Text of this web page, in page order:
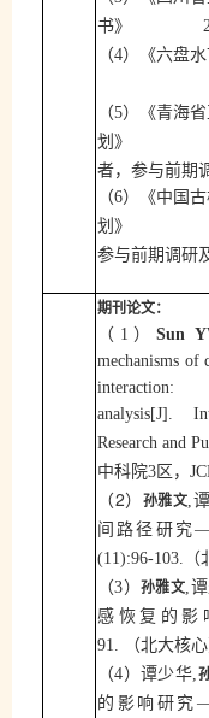
书》
（4）《六盘
（5）《青海
划》
者，参与前期
（6）《中国
划》
参与前期调研
期刊论文：
（ 1）Sun
mechanisms of
analysis[J].
Research and
中科院3 区，
（2） 孙雅文,
间路径研究
(11):96-103.
（3）孙雅文,
感恢复的影
91.
（北大核心
（4）谭少华,
的影响研究